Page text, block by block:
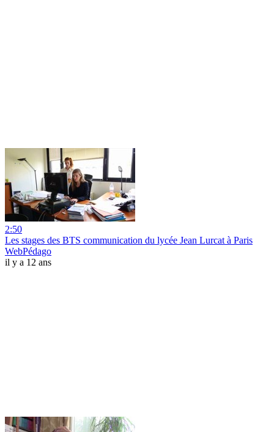
2:50
Les stages des BTS communication du lycée Jean Lurcat à Paris
WebPédago
il y a 12 ans